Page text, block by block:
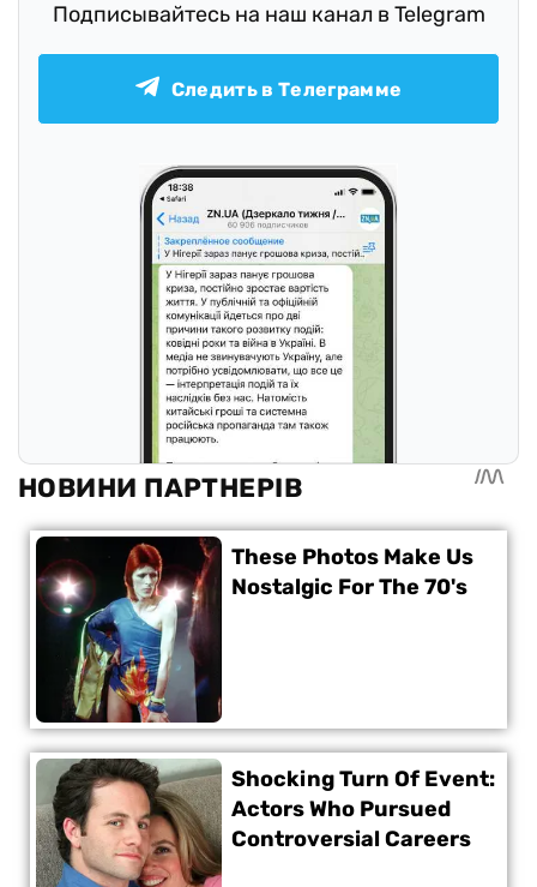
Подписывайтесь на наш канал в Telegram
Следить в Телеграмме